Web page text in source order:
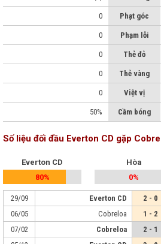
0 Phạt góc
0 Phạm lỗi
0 Thẻ đỏ
0 Thẻ vàng
0 Việt vị
50% Cầm bóng
Số liệu đối đầu Everton CD gặp
Everton CD
80%
Hòa
0%
29/09 Everton CD 2 - 0
06/05
Cobreloa 1 - 2
07/02
Cobreloa 2 - 1